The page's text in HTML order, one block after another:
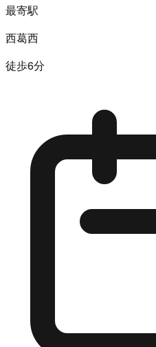
最寄駅
西葛西
徒歩6分